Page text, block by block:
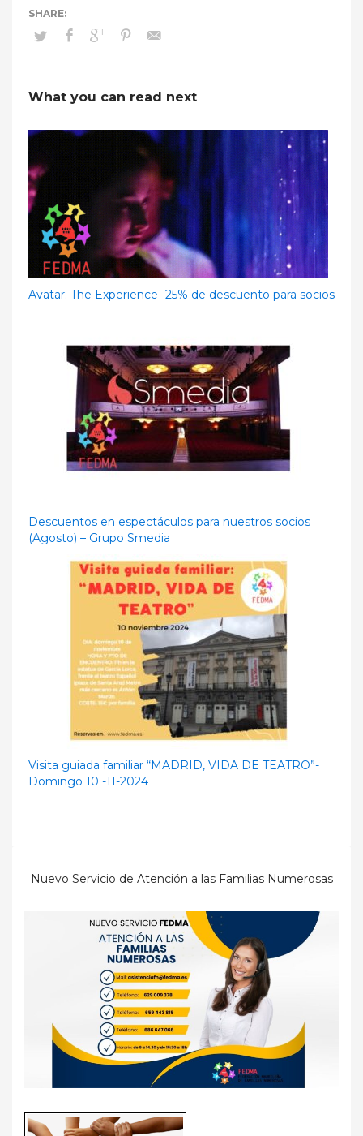
What you can read next
Avatar: The Experience- 25% de descuento para socios
Descuentos en espectáculos para nuestros socios
(Agosto) – Grupo Smedia
Visita guiada familiar “MADRID, VIDA DE TEATRO”-
Domingo 10 -11-2024
Nuevo Servicio de Atención a las Familias Numerosas